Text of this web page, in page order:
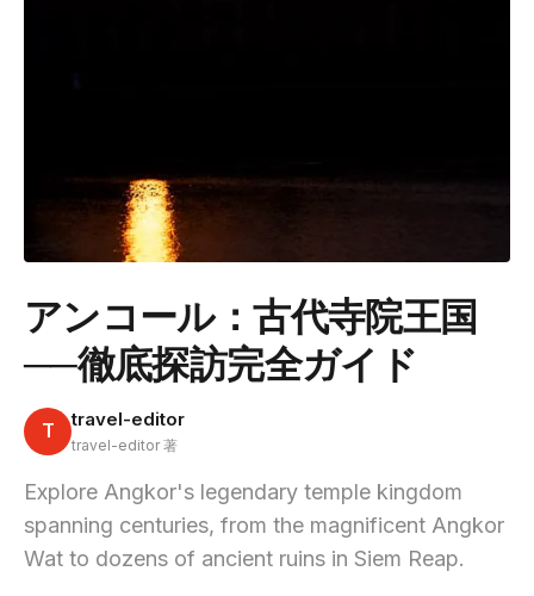
アンコール：古代寺院王国
──徹底探訪完全ガイド
T travel-editor
travel-editor 著
Explore Angkor's legendary temple kingdom
spanning centuries, from the magnificent Angkor
Wat to dozens of ancient ruins in Siem Reap.